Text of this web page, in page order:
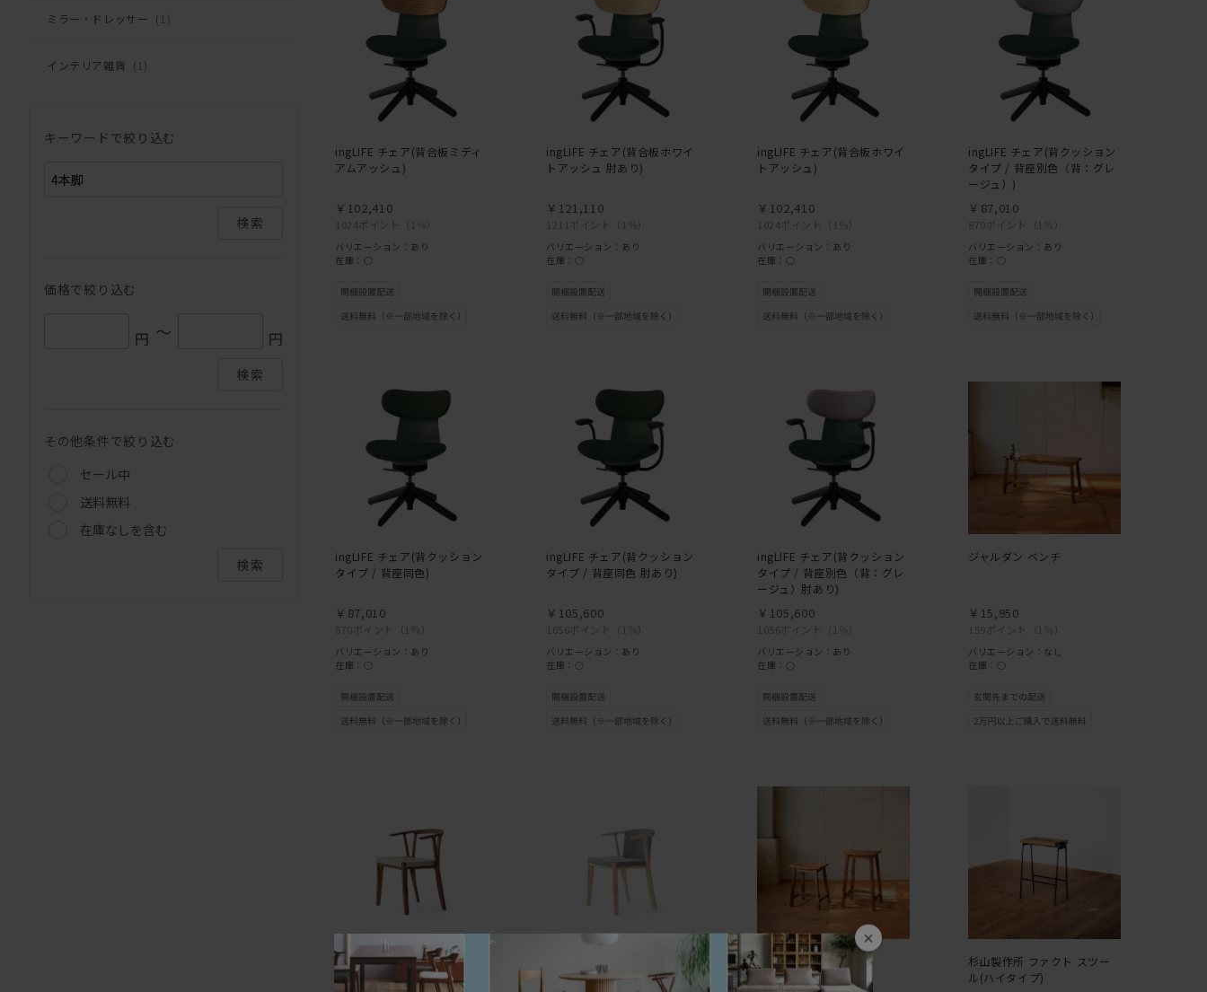
×
ミラー・ドレッサー (1)
インテリア雑貨 (1)
キーワードで絞り込む
検索
価格で絞り込む
円 ～ 円
検索
その他条件で絞り込む
セール中
送料無料
在庫なしを含む
検索
ingLIFE チェア(背合板ミディ
アムアッシュ)
1024ポイント （1％）
￥102,410
バリエーション：あり
在庫：○
ingLIFE チェア(背合板ホワイ
トアッシュ 肘あり)
1211ポイント （1％）
￥121,110
バリエーション：あり
在庫：○
ingLIFE チェア(背合板ホワイ
トアッシュ)
1024ポイント （1％）
￥102,410
バリエーション：あり
在庫：○
ingLIFE チェア(背クッション
タイプ / 背座別色（背：グレ
ージュ）)
870ポイント （1％）
￥87,010
バリエーション：あり
在庫：○
ingLIFE チェア(背クッション
タイプ / 背座同色)
870ポイント （1％）
￥87,010
バリエーション：あり
在庫：○
ingLIFE チェア(背クッション
タイプ / 背座同色 肘あり)
1056ポイント （1％）
￥105,600
バリエーション：あり
在庫：○
ingLIFE チェア(背クッション
タイプ / 背座別色（背：グレ
ージュ）肘あり)
1056ポイント （1％）
￥105,600
バリエーション：あり
在庫：○
ジャルダン ベンチ
159ポイント （1％）
￥15,950
バリエーション：なし
在庫：○
イストク / ブランチチェア
カウホーン(フレームタイプ)
イストク / ブランチチェア カ
ウホーン(背張りタイプ)
ジャルダン スツール
杉山製作所 ファクト スツー
ル(ハイタイプ)